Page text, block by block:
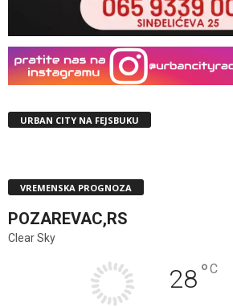
URBAN CITY NA FEJSBUKU
VREMENSKA PROGNOZA
POZAREVAC,RS
Clear Sky
28°C